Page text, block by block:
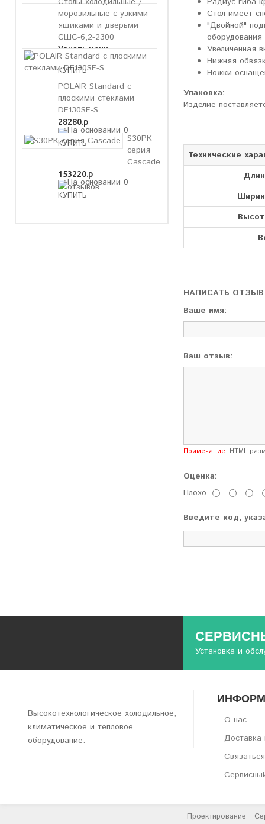
морозильные с узкими
ящиками и дверьми
СШС-6,2-2300
Узнать цену
POLAIR Standard с
плоскими стеклами
DF130SF-S
28280.р
S30PK
серия
Cascade
153220.р
Стол имеет
"Двойной"
оборудования
Увеличенная
Нижняя
Ножки
Упаковка:
Изделие
Технические
НАПИСАТЬ ОТЗЫВ
Ваше имя:
Ваш отзыв:
Примечание: HTML
Оценка:
Плохо
Введите код,
Установка и
Высокотехнологическое холодильное,
климатическое и тепловое
оборудование.
О нас
Доставка
Проектирование